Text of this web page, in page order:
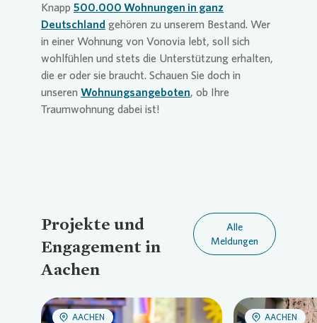
Knapp 500.000 Wohnungen in ganz
Deutschland gehören zu unserem Bestand. Wer
in einer Wohnung von Vonovia lebt, soll sich
wohlfühlen und stets die Unterstützung erhalten,
die er oder sie braucht. Schauen Sie doch in
unseren Wohnungsangeboten, ob Ihre
Traumwohnung dabei ist!
Projekte und
Engagement in
Aachen
Alle
Meldungen
AACHEN AACHEN